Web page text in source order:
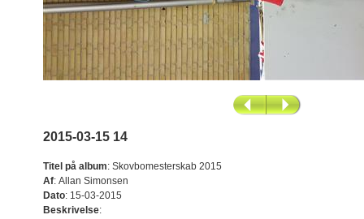
2015-03-15 14
Titel på album: Skovbomesterskab 2015
Af: Allan Simonsen
Dato: 15-03-2015
Beskrivelse: